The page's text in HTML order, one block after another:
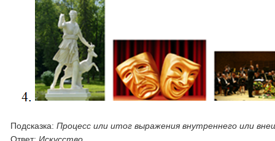
Подсказка:Процесс или итог выражения внутреннего или